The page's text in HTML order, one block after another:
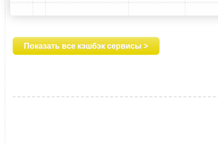
Показать все кэшбэк сервисы >